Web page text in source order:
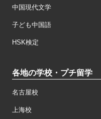
中国現代文学
子ども中国語
HSK検定
各地の学校・プチ留学
名古屋校
上海校